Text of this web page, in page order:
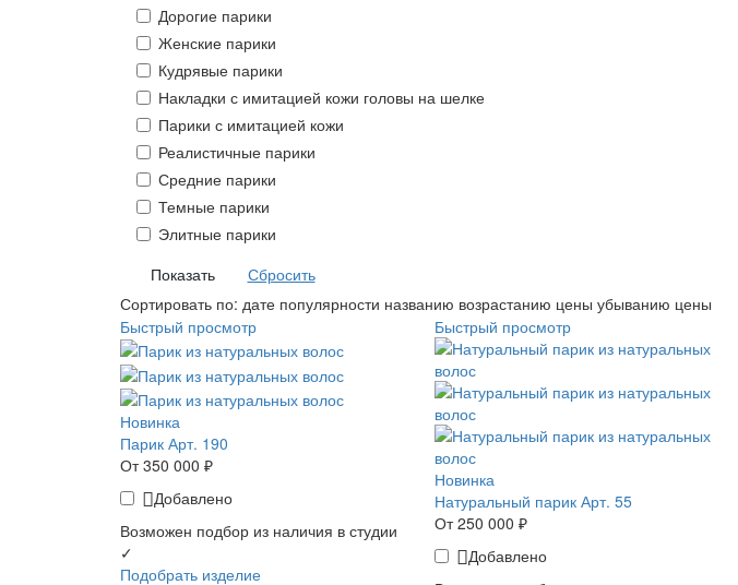
Дорогие парики
Женские парики
Кудрявые парики
Накладки с имитацией кожи головы на шелке
Парики с имитацией кожи
Реалистичные парики
Средние парики
Темные парики
Элитные парики
Сбросить
Сортировать по: дате популярности названию возрастанию цены убыванию цены
Быстрый просмотр
Новинка
Парик Арт. 190
От 350 000 ₽
Добавлено
Возможен подбор из наличия в студии
✓
Подобрать изделие
Быстрый просмотр
Новинка
Натуральный парик Арт. 55
От 250 000 ₽
Добавлено